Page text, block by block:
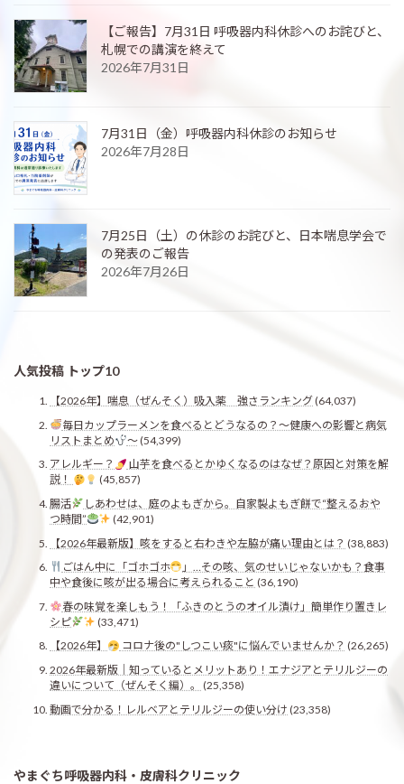
【ご報告】7月31日 呼吸器内科休診へのお詫びと、
札幌での講演を終えて
2026年7月31日
7月31日（金）呼吸器内科休診のお知らせ
2026年7月28日
7月25日（土）の休診のお詫びと、日本喘息学会で
の発表のご報告
2026年7月26日
人気投稿 トップ10
【2026年】喘息（ぜんそく）吸入薬 強さランキング(64,037)
毎日カップラーメンを食べるとどうなるの？〜健康への影響と病気
リストまとめ
〜(54,399)
アレルギー？
山芋を食べるとかゆくなるのはなぜ？原因と対策を解
説！
(45,857)
腸活
しあわせは、庭のよもぎから。自家製よもぎ餅で“整えるおや
つ時間”
(42,901)
【2026年最新版】咳をすると右わきや左脇が痛い理由とは？ (38,883)
ごはん中に「ゴホゴホ
」…その咳、気のせいじゃないかも？食事
中や食後に咳が出る場合に考えられること (36,190)
春の味覚を楽しもう！「ふきのとうのオイル漬け」簡単作り置きレ
シピ
(33,471)
【2026年】
コロナ後の"しつこい痰"に悩んでいませんか？ (26,265)
2026年最新版｜知っているとメリットあり！エナジアとテリルジーの
違いについて（ぜんそく編）。
(25,358)
動画で分かる！レルベアとテリルジーの使い分け (23,358)
やまぐち呼吸器内科・皮膚科クリニック